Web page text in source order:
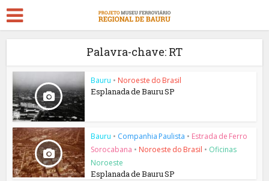
Palavra-chave: RT
Bauru • Noroeste do Brasil
Esplanada de Bauru SP
Bauru • Companhia Paulista • Estrada de Ferro
Sorocabana • Noroeste do Brasil • Oficinas
Noroeste
Esplanada de Bauru SP